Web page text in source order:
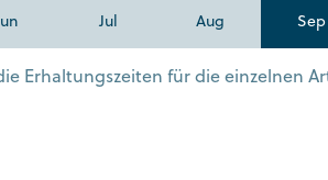
Jul Aug Sep
Erhaltungszeiten für die einzelnen